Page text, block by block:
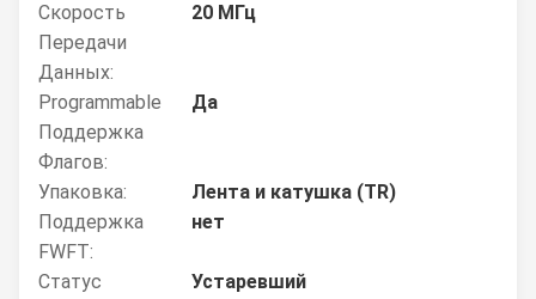
Скорость
Передачи
Данных:
20 МГц
Programmable
Поддержка
Флагов:
Да
Упаковка:
Лента и катушка (TR)
Поддержка
FWFT:
нет
Статус
Устаревший